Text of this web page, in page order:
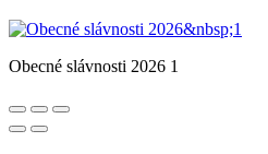
Obecné slávnosti 2026 1